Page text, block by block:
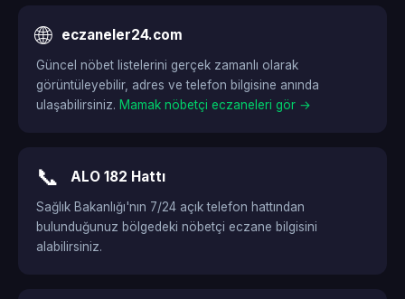
🌐 eczaneler24.com
Güncel nöbet listelerini gerçek zamanlı olarak
görüntüleyebilir, adres ve telefon bilgisine anında
ulaşabilirsiniz. Mamak nöbetçi eczaneleri gör →
📞 ALO 182 Hattı
Sağlık Bakanlığı'nın 7/24 açık telefon hattından
bulunduğunuz bölgedeki nöbetçi eczane bilgisini
alabilirsiniz.